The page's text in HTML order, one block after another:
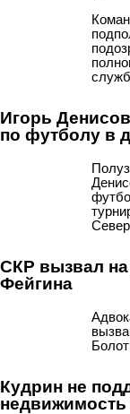
Игорь
по футболу в
СКР вызвал на
Фейгина
Кудрин не